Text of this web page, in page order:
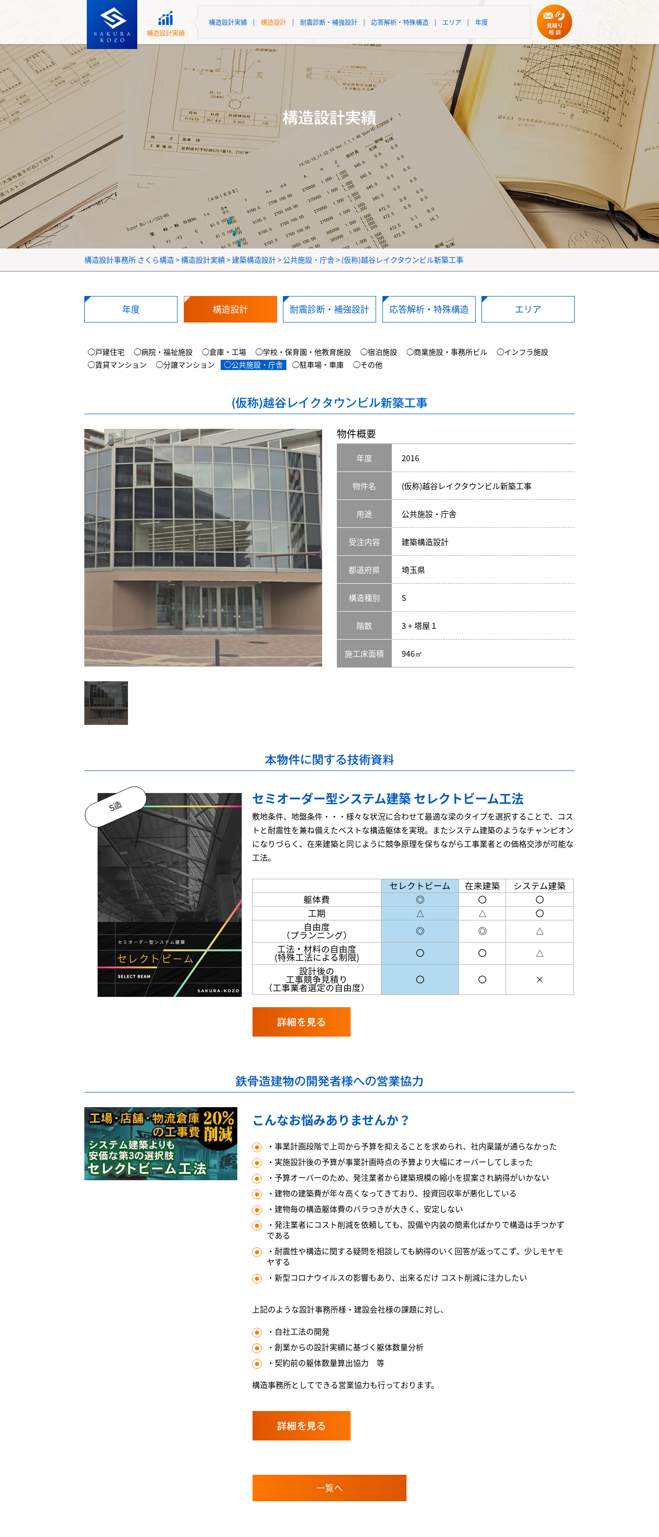
構造設計実績
構造設計実績 | 構造設計 | 耐震診断・補強設計 | 応答解析・特殊構造 | エリア | 年度
構造設計実績
構造設計事務所 さくら構造>構造設計実績>建築構造設計>公共施設・庁舎>(仮称)越谷レイクタウンビル新築工事
年度 構造設計 耐震診断・補強設計 応答解析・特殊構造 エリア
◯戸建住宅 ◯病院・福祉施設 ◯倉庫・工場 ◯学校・保育園・他教育施設 ◯宿泊施設 ◯商業施設・事務所ビル
◯インフラ施設
◯賃貸マンション
◯分譲マンション ◯公共施設・庁舎 ◯駐車場・車庫 ◯その他
(仮称)越谷レイクタウンビル新築工事
物件概要
年度 2016
物件名 (仮称)越谷レイクタウンビル新築工事
用途 公共施設・庁舎
受注内容 建築構造設計
都道府県 埼玉県
構造種別 S
階数 3 + 塔屋１
施工床面積 946㎡
本物件に関する技術資料
セミオーダー型システム建築 セレクトビーム工法
敷地条件、地盤条件・・・様々な状況に合わせて最適な梁のタイプを選択することで、コス
トと耐震性を兼ね備えたベストな構造躯体を実現。またシステム建築のようなチャンピオン
になりづらく、在来建築と同じように競争原理を保ちながら工事業者との価格交渉が可能な
工法。
セレクトビーム 在来建築
システム建築
躯体費
◎ 〇
〇
工期
△ △
〇
自由度
（プランニング） ◎ ◎
△
工法・材料の自由度
(特殊工法による制限) 〇 〇
△
設計後の
工事競争見積り
（工事業者選定の自由度）
〇 〇 ×
詳細を見る
鉄骨造建物の開発者様への営業協力
こんなお悩みありませんか？
・事業計画段階で上司から予算を抑えることを求められ、社内稟議が通らなかった
・実施設計後の予算が事業計画時点の予算より大幅にオーバーしてしまった
・予算オーバーのため、発注業者から建築規模の縮小を提案され納得がいかない
・建物の建築費が年々高くなってきており、投資回収率が悪化している
・建物毎の構造躯体費のバラつきが大きく、安定しない
・発注業者にコスト削減を依頼しても、設備や内装の簡素化ばかりで構造は手つかず
である
・耐震性や構造に関する疑問を相談しても納得のいく回答が返ってこず、少しモヤモ
ヤする
・新型コロナウイルスの影響もあり、出来るだけ コスト削減に注力したい
上記のような設計事務所様・建設会社様の課題に対し、
・自社工法の開発
・創業からの設計実績に基づく躯体数量分析
・契約前の躯体数量算出協力 等
構造事務所としてできる営業協力も行っております。
詳細を見る
一覧へ